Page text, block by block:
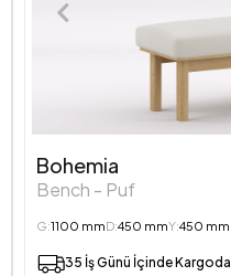
Bohemia
Bench - Puf
G:1100 mmD:450 mmY:450 mm
35 İş Günü İçinde Kargoda